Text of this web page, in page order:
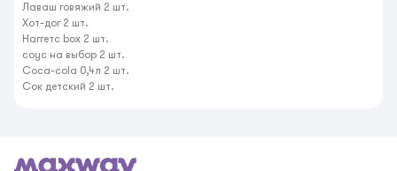
Лаваш говяжий 2 шт.
Хот-дог 2 шт.
Наггетс box 2 шт.
соус на выбор 2 шт.
Coca-cola 0,4л 2 шт.
Сок детский 2 шт.